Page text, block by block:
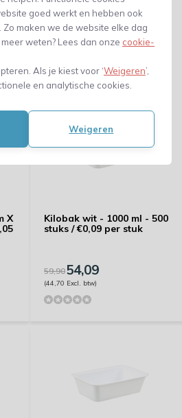
goed werkt en hebben ook
maken we de website elke dag
weten? Lees dan onze cookie-
Als je kiest voor ‘Weigeren’,
en analytische cookies.
Weigeren
X
Kilobak wit - 1000 ml - 500
stuks / €0,09 per stuk
59,9054,09
(44,70 Excl. btw)